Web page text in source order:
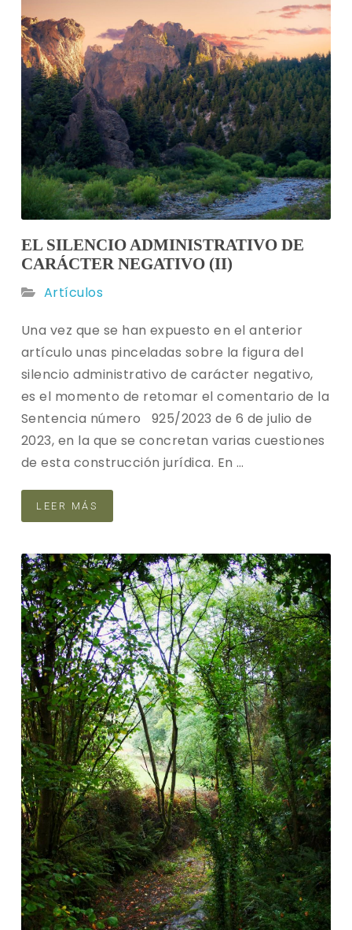
EL SILENCIO ADMINISTRATIVO DE
CARÁCTER NEGATIVO (II)
Artículos
Una vez que se han expuesto en el anterior
artículo unas pinceladas sobre la figura del
silencio administrativo de carácter negativo,
es el momento de retomar el comentario de la
Sentencia número 925/2023 de 6 de julio de
2023, en la que se concretan varias cuestiones
de esta construcción jurídica. En …
LEER MÁS